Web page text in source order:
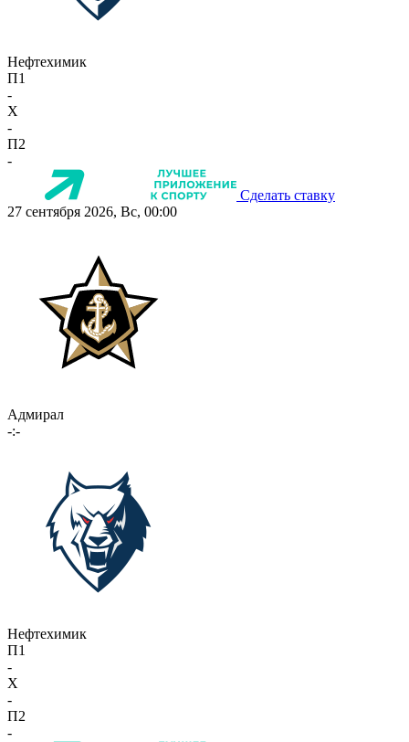
Нефтехимик
П1
-
X
-
П2
-
Сделать ставку
27 сентября 2026, Вс, 00:00
Адмирал
-:-
Нефтехимик
П1
-
X
-
П2
-